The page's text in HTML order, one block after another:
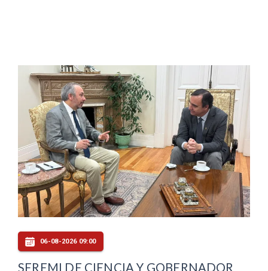
06-08-2026 09:00
SEREMI DE CIENCIA Y GOBERNADOR